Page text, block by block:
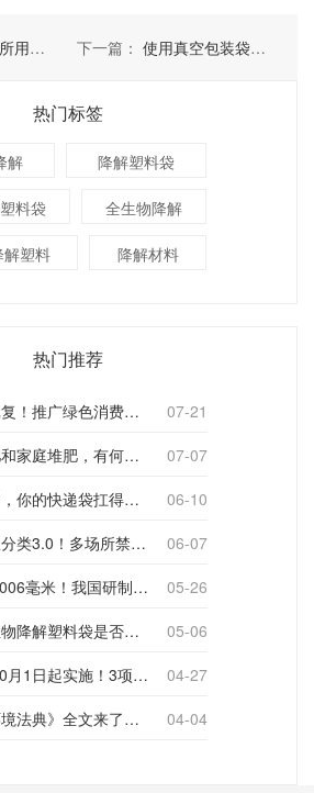
物理性 下一篇： 使用真空包装袋有几点要了解
热门标签
解 降解塑料袋
料袋 全生物降解
塑料 降解材料
热门推荐
国务院批复！推广绿色消费，引导使用环保可降解包装材料
07-21
工业堆肥和家庭堆肥，有何不同？
07-07
雨季来了，你的快递袋扛得住吗？
06-10
上海垃圾分类3.0！多场所禁止使用一次性塑料袋；推动快递包装绿色转型
06-07
厚度仅0.006毫米！我国研制出超薄型全生物降解渗水地膜
05-26
印刷对生物降解塑料袋是否构成影响？
05-06
2026年10月1日起实施！3项生物降解能力检测新国标
04-27
《生态环境法典》全文来了！降解材料、生物基应用与包装环保规范
04-04